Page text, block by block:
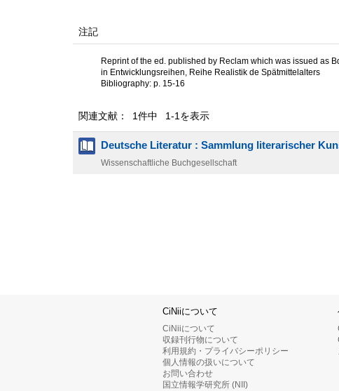
注記
Reprint of the ed. published by Reclam which was issued as
in Entwicklungsreihen, Reihe Realistik de Spätmittelalters
Bibliography: p. 15-16
関連文献： 1件中 1-1を表示
Deutsche Literatur : Sammlung literarischer
Wissenschaftliche Buchgesellschaft
CiNiiについて
CiNiiについて
収録刊行物について
利用規約・プライバシーポリシー
個人情報の扱いについて
お問い合わせ
国立情報学研究所 (NII)